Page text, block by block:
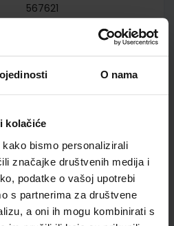
O nama
kolačiće
bismo personalizirali
značajke društvenih medija i
podatke o vašoj upotrebi
s partnerima za društvene
a oni ih mogu kombinirati s
567621
20 2.RAZRED SŠ
4 GIMNAZIJA+STRUKOVN
6676